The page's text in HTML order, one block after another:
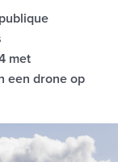
met
een drone op